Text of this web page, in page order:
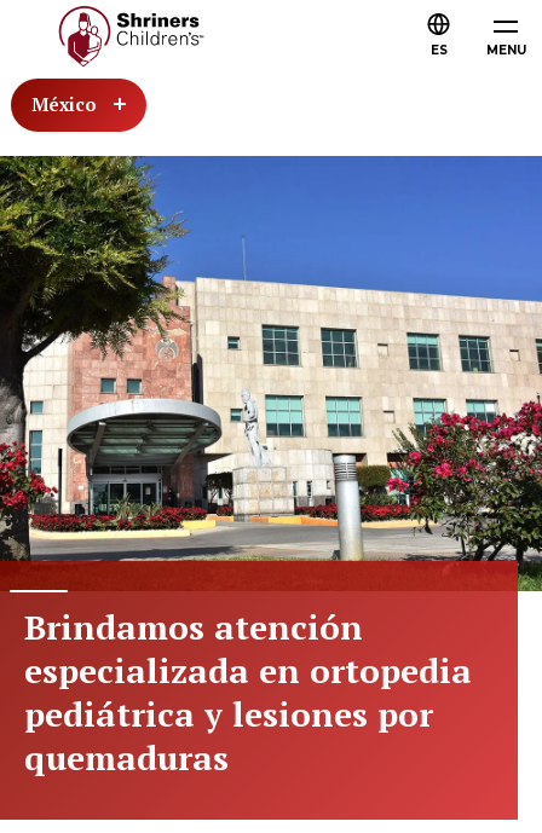
MENU
ES
México
Brindamos atención
especializada en ortopedia
pediátrica y lesiones por
quemaduras